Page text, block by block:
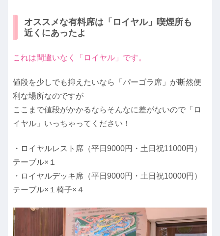
オススメな有料席は「ロイヤル」喫煙所も
近くにあったよ
これは間違いなく「ロイヤル」です。
値段を少しでも抑えたいなら「パーゴラ席」が断然便
利な場所なのですが
ここまで値段がかかるならそんなに差がないので「ロ
イヤル」いっちゃってください！
・ロイヤルレスト席（平日9000円・土日祝11000円）
テーブル×１
・ロイヤルデッキ席（平日9000円・土日祝10000円）
テーブル×１椅子×４